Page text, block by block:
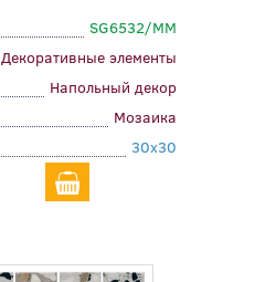
SG6532/MM
Декоративные элементы
Напольный декор
Мозаика
30x30